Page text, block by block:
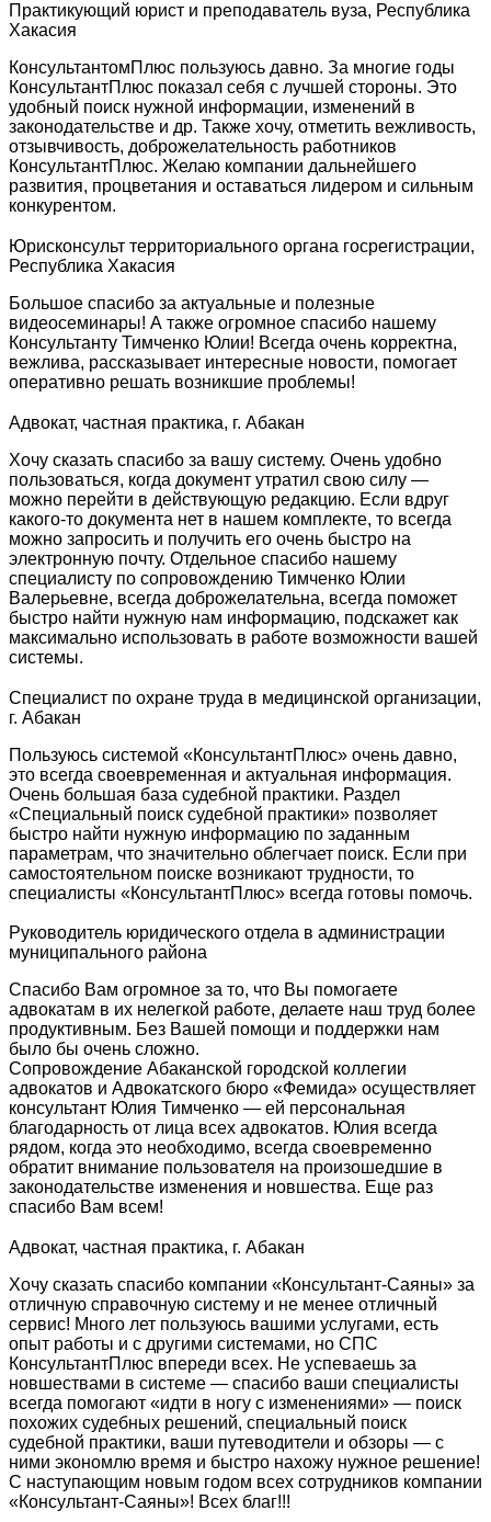
Практикующий юрист и преподаватель вуза, Республика
Хакасия
КонсультантомПлюс пользуюсь давно. За многие годы
КонсультантПлюс показал себя с лучшей стороны. Это
удобный поиск нужной информации, изменений в
законодательстве и др. Также хочу, отметить вежливость,
отзывчивость, доброжелательность работников
КонсультантПлюс. Желаю компании дальнейшего
развития, процветания и оставаться лидером и сильным
конкурентом.
Юрисконсульт территориального органа госрегистрации,
Республика Хакасия
Большое спасибо за актуальные и полезные
видеосеминары! А также огромное спасибо нашему
Консультанту Тимченко Юлии! Всегда очень корректна,
вежлива, рассказывает интересные новости, помогает
оперативно решать возникшие проблемы!
Адвокат, частная практика, г. Абакан
Хочу сказать спасибо за вашу систему. Очень удобно
пользоваться, когда документ утратил свою силу —
можно перейти в действующую редакцию. Если вдруг
какого-то документа нет в нашем комплекте, то всегда
можно запросить и получить его очень быстро на
электронную почту. Отдельное спасибо нашему
специалисту по сопровождению Тимченко Юлии
Валерьевне, всегда доброжелательна, всегда поможет
быстро найти нужную нам информацию, подскажет как
максимально использовать в работе возможности вашей
системы.
Специалист по охране труда в медицинской организации,
г. Абакан
Пользуюсь системой «КонсультантПлюс» очень давно,
это всегда своевременная и актуальная информация.
Очень большая база судебной практики. Раздел
«Специальный поиск судебной практики» позволяет
быстро найти нужную информацию по заданным
параметрам, что значительно облегчает поиск. Если при
самостоятельном поиске возникают трудности, то
специалисты «КонсультантПлюс» всегда готовы помочь.
Руководитель юридического отдела в администрации
муниципального района
Спасибо Вам огромное за то, что Вы помогаете
адвокатам в их нелегкой работе, делаете наш труд более
продуктивным. Без Вашей помощи и поддержки нам
было бы очень сложно.
Сопровождение Абаканской городской коллегии
адвокатов и Адвокатского бюро «Фемида» осуществляет
консультант Юлия Тимченко — ей персональная
благодарность от лица всех адвокатов. Юлия всегда
рядом, когда это необходимо, всегда своевременно
обратит внимание пользователя на произошедшие в
законодательстве изменения и новшества. Еще раз
спасибо Вам всем!
Адвокат, частная практика, г. Абакан
Хочу сказать спасибо компании «Консультант-Саяны» за
отличную справочную систему и не менее отличный
сервис! Много лет пользуюсь вашими услугами, есть
опыт работы и с другими системами, но СПС
КонсультантПлюс впереди всех. Не успеваешь за
новшествами в системе — спасибо ваши специалисты
всегда помогают «идти в ногу с изменениями» — поиск
похожих судебных решений, специальный поиск
судебной практики, ваши путеводители и обзоры — с
ними экономлю время и быстро нахожу нужное решение!
С наступающим новым годом всех сотрудников компании
«Консультант-Саяны»! Всех благ!!!